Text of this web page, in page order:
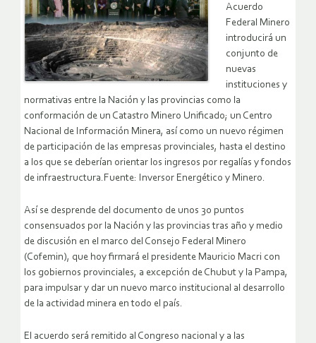
Acuerdo
Federal Minero
introducirá un
conjunto de
nuevas
instituciones y
normativas entre la Nación y las provincias como la
conformación de un Catastro Minero Unificado; un Centro
Nacional de Información Minera, así como un nuevo régimen
de participación de las empresas provinciales, hasta el destino
a los que se deberían orientar los ingresos por regalías y fondos
de infraestructura. Fuente: Inversor Energético y Minero.
Así se desprende del documento de unos 30 puntos
consensuados por la Nación y las provincias tras año y medio
de discusión en el marco del Consejo Federal Minero
(Cofemin), que hoy firmará el presidente Mauricio Macri con
los gobiernos provinciales, a excepción de Chubut y la Pampa,
para impulsar y dar un nuevo marco institucional al desarrollo
de la actividad minera en todo el país.
El acuerdo será remitido al Congreso nacional y a las